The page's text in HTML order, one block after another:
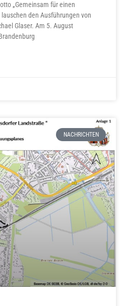
„Gemeinsam für einen
den Ausführungen von
Glaser. Am 5. August
NACHRICHTEN